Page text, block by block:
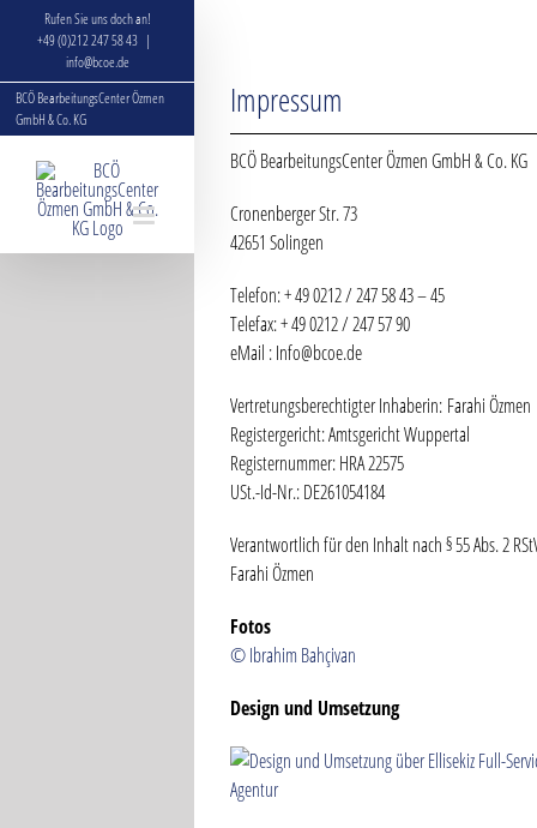
Rufen Sie uns doch an!
+49 (0)212 247 58 43 |
info@bcoe.de
BCÖ BearbeitungsCenter Özmen
GmbH & Co. KG
Impressum
BCÖ BearbeitungsCenter Özmen GmbH & Co. KG
Cronenberger Str. 73
42651 Solingen
Telefon: + 49 0212 / 247 58 43 – 45
Telefax: + 49 0212 / 247 57 90
eMail : Info@bcoe.de
Vertretungsberechtigter Inhaberin: Farahi Özmen
Registergericht: Amtsgericht Wuppertal
Registernummer: HRA 22575
USt.-Id-Nr.: DE261054184
Verantwortlich für den Inhalt nach § 55 Abs. 2
Farahi Özmen
Fotos
© Ibrahim Bahçivan
Design und Umsetzung